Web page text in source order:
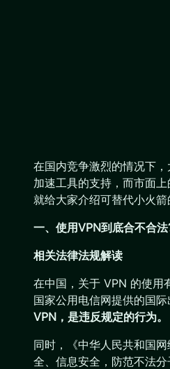
在国内竞争激烈的情况下
加速工具的支持，而市面
就给大家介绍可替代小火箭
一、使用VPN到底合不合法
相关法律法规解读
在中国，关于 VPN 的使用
国家公用电信网提供的国
VPN，是违反规定的行为。
同时，《中华人民共和国
全、信息安全，防范不法